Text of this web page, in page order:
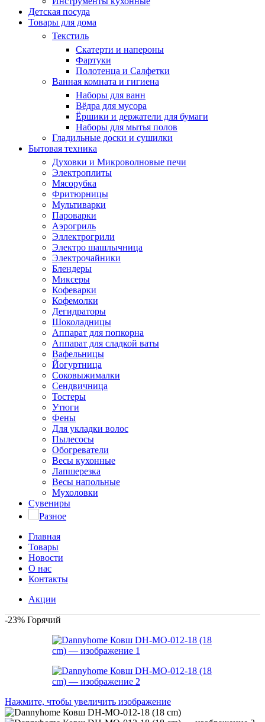
Детская посуда
Товары для дома
Текстиль
Скатерти и напероны
Фартуки
Полотенца и Салфетки
Ванная комната и гигиена
Наборы для ванн
Вёдра для мусора
Ёршики и держатели для бумаги
Наборы для мытья полов
Гладильные доски и сушилки
Бытовая техника
Духовки и Микроволновые печи
Электроплиты
Мясорубка
Фритюрницы
Мультиварки
Пароварки
Аэрогриль
Эллектрогрили
Электро шашлычница
Электрочайники
Блендеры
Миксеры
Кофеварки
Кофемолки
Дегидраторы
Шоколадницы
Аппарат для попкорна
Аппарат для сладкой ваты
Вафельницы
Йогуртница
Соковыжималки
Сендвичница
Тостеры
Утюги
Фены
Для укладки волос
Пылесосы
Обогреватели
Весы кухонные
Лапшерезка
Весы напольные
Мухоловки
Сувениры
Разное
Главная
Товары
Новости
О нас
Контакты
Акции
-23% Горячий
Нажмите, чтобы увеличить изображение